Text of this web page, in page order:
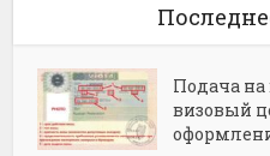
Подача
визовый